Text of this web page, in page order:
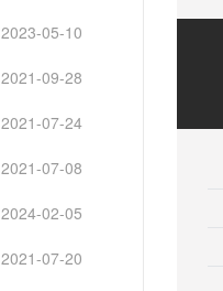
2023-05-10
2021-09-28
2021-07-24
2021-07-08
2024-02-05
2021-07-20